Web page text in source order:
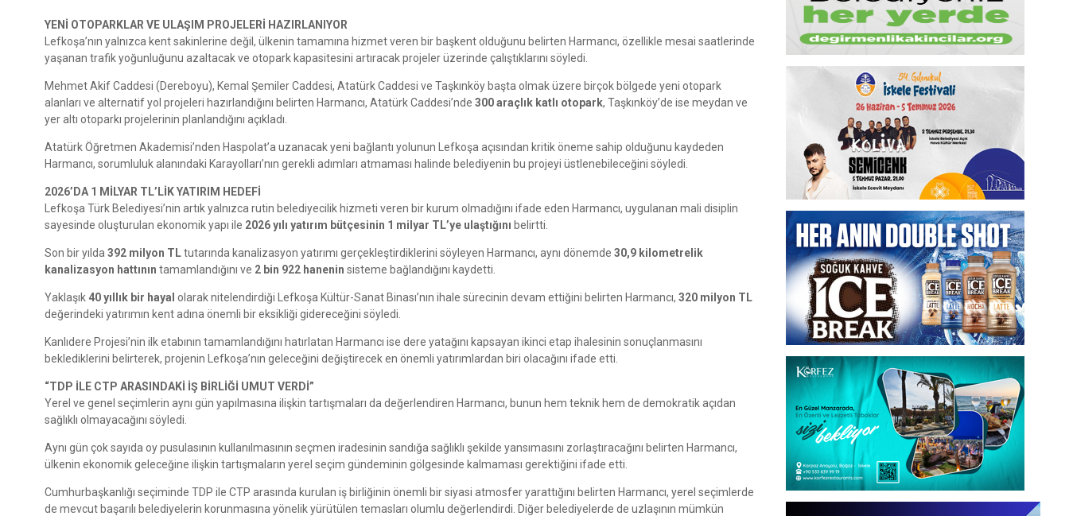
YENİ OTOPARKLAR VE ULAŞIM PROJELERİ HAZIRLANIYOR
Lefkoşa’nın yalnızca kent sakinlerine değil, ülkenin tamamına hizmet veren bir başkent olduğunu belirten Harmancı, özellikle mesai saatlerinde
yaşanan trafik yoğunluğunu azaltacak ve otopark kapasitesini artıracak projeler üzerinde çalıştıklarını söyledi.
Mehmet Akif Caddesi (Dereboyu), Kemal Şemiler Caddesi, Atatürk Caddesi ve Taşkınköy başta olmak üzere birçok bölgede yeni otopark
alanları ve alternatif yol projeleri hazırlandığını belirten Harmancı, Atatürk Caddesi’nde 300 araçlık katlı otopark, Taşkınköy’de ise meydan ve
yer altı otoparkı projelerinin planlandığını açıkladı.
Atatürk Öğretmen Akademisi’nden Haspolat’a uzanacak yeni bağlantı yolunun Lefkoşa açısından kritik öneme sahip olduğunu kaydeden
Harmancı, sorumluluk alanındaki Karayolları’nın gerekli adımları atmaması halinde belediyenin bu projeyi üstlenebileceğini söyledi.
2026’DA 1 MİLYAR TL’LİK YATIRIM HEDEFİ
Lefkoşa Türk Belediyesi’nin artık yalnızca rutin belediyecilik hizmeti veren bir kurum olmadığını ifade eden Harmancı, uygulanan mali disiplin
sayesinde oluşturulan ekonomik yapı ile 2026 yılı yatırım bütçesinin 1 milyar TL’ye ulaştığını belirtti.
Son bir yılda 392 milyon TLtutarında kanalizasyon yatırımı gerçekleştirdiklerini söyleyen Harmancı, aynı dönemde 30,9 kilometrelik
kanalizasyon hattının tamamlandığını ve 2 bin 922 hanenin sisteme bağlandığını kaydetti.
Yaklaşık 40 yıllık bir hayal olarak nitelendirdiği Lefkoşa Kültür-Sanat Binası’nın ihale sürecinin devam ettiğini belirten Harmancı, 320 milyon TL
değerindeki yatırımın kent adına önemli bir eksikliği gidereceğini söyledi.
Kanlıdere Projesi’nin ilk etabının tamamlandığını hatırlatan Harmancı ise dere yatağını kapsayan ikinci etap ihalesinin sonuçlanmasını
beklediklerini belirterek, projenin Lefkoşa’nın geleceğini değiştirecek en önemli yatırımlardan biri olacağını ifade etti.
“TDP İLE CTP ARASINDAKİ İŞ BİRLİĞİ UMUT VERDİ”
Yerel ve genel seçimlerin aynı gün yapılmasına ilişkin tartışmaları da değerlendiren Harmancı, bunun hem teknik hem de demokratik açıdan
sağlıklı olmayacağını söyledi.
Aynı gün çok sayıda oy pusulasının kullanılmasının seçmen iradesinin sandığa sağlıklı şekilde yansımasını zorlaştıracağını belirten Harmancı,
ülkenin ekonomik geleceğine ilişkin tartışmaların yerel seçim gündeminin gölgesinde kalmaması gerektiğini ifade etti.
Cumhurbaşkanlığı seçiminde TDP ile CTP arasında kurulan iş birliğinin önemli bir siyasi atmosfer yarattığını belirten Harmancı, yerel seçimlerde
de mevcut başarılı belediyelerin korunmasına yönelik yürütülen temasları olumlu değerlendirdi. Diğer belediyelerde de uzlaşının mümkün